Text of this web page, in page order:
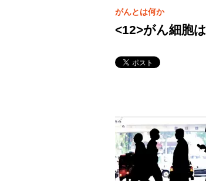
がんとは何か
<12>がん細胞